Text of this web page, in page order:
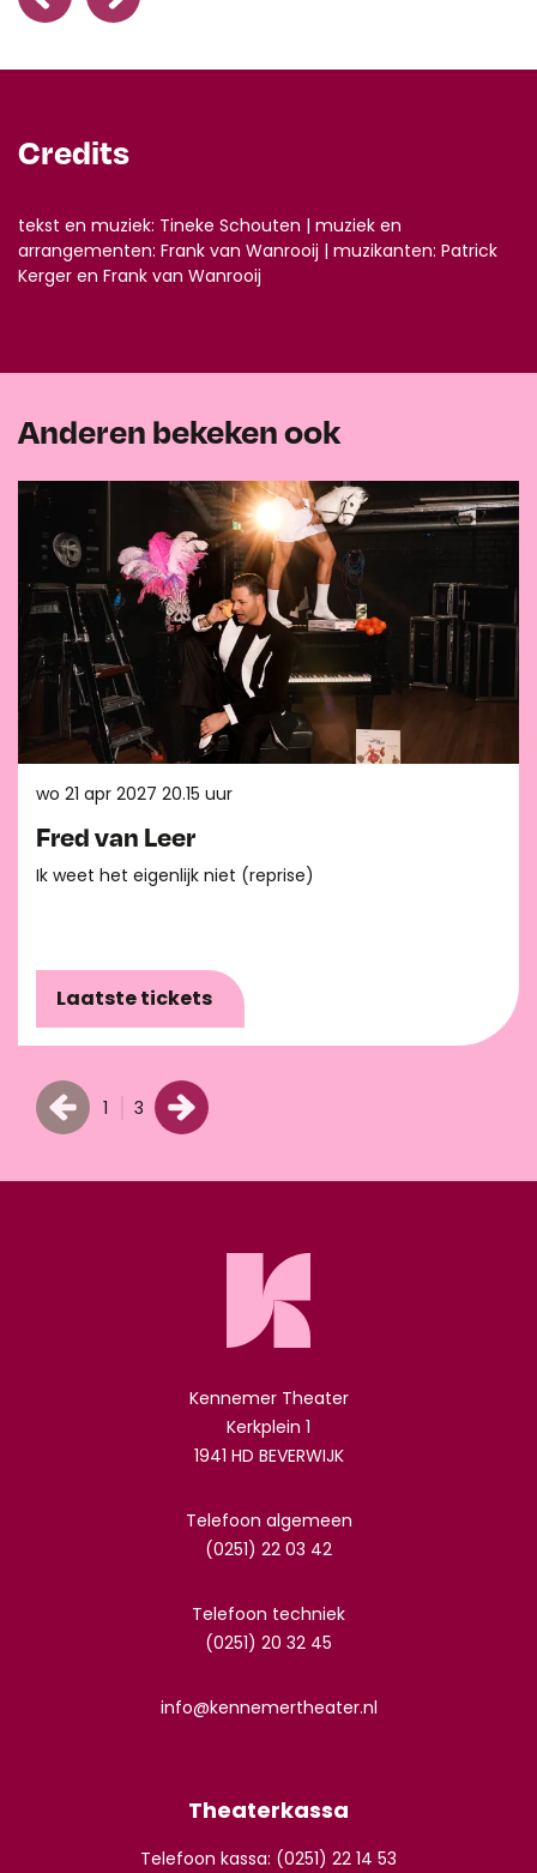
Credits
tekst en muziek: Tineke Schouten | muziek en
arrangementen: Frank van Wanrooij | muzikanten: Patrick
Kerger en Frank van Wanrooij
Anderen bekeken ook
Fred van Leer
Ik weet het eigenlijk niet (reprise)
wo 21 apr 2027 20.15 uur
Laatste tickets
1 3
Kennemer Theater
Kerkplein 1
1941 HD BEVERWIJK
Telefoon algemeen
(0251) 22 03 42
Telefoon techniek
(0251) 20 32 45
info@kennemertheater.nl
Theaterkassa
Telefoon kassa: (0251) 22 14 53